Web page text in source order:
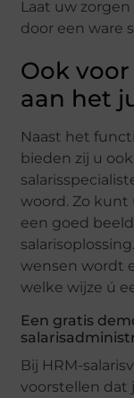
Laat uw
door een ware
Ook
aan het
Naast het
bieden zij u ook
woord. Zo kunt
een goed
wensen wordt
welke wijze ú
Een gratis
Bij HRM-
voorstellen dat